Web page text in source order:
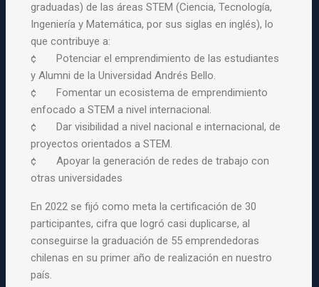
graduadas) de las áreasSTEM(Ciencia, Tecnología,
Ingeniería y Matemática, por sus siglas en inglés), lo
que contribuye a:
¢ Potenciar el emprendimiento de las estudiantes
y Alumni de la Universidad Andrés Bello.
¢ Fomentar un ecosistema de emprendimiento
enfocado aSTEM a nivel internacional.
¢ Dar visibilidad a nivel nacional e internacional, de
proyectos orientados aSTEM.
¢ Apoyar la generación de redes de trabajo con
otras universidades
En 2022 se fijó como meta la certificación de 30
participantes, cifra que logró casi duplicarse, al
conseguirse la graduación de 55 emprendedoras
chilenas en su primer año de realización en nuestro
país.